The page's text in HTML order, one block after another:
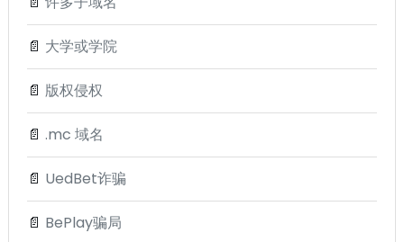
📄 大学或学院
📄 版权侵权
📄 .mc 域名
📄 UedBet诈骗
📄 BePlay骗局